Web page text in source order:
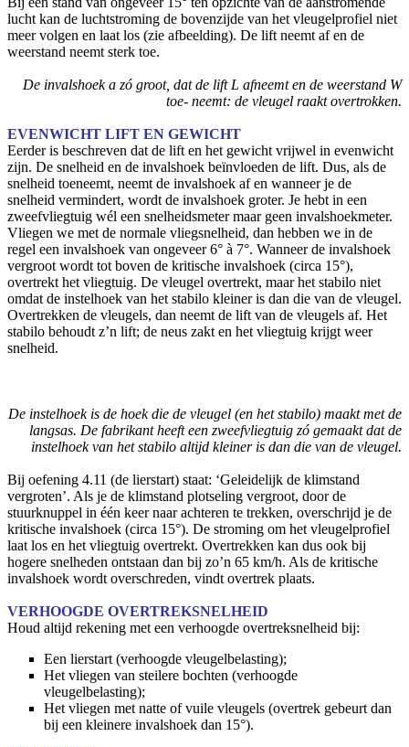
lucht kan de luchtstroming de bovenzijde van het vleugelprofiel niet
meer volgen en laat los (zie afbeelding). De lift neemt af en de
weerstand neemt sterk toe.
De invalshoek a zó groot, dat de lift L afneemt en de weerstand W
toe- neemt: de vleugel raakt overtrokken.
EVENWICHT LIFT EN GEWICHT
Eerder is beschreven dat de lift en het gewicht vrijwel in evenwicht
zijn. De snelheid en de invalshoek beïnvloeden de lift. Dus, als de
snelheid toeneemt, neemt de invalshoek af en wanneer je de
snelheid vermindert, wordt de invalshoek groter. Je hebt in een
zweefvliegtuig wél een snelheidsmeter maar geen invalshoekmeter.
Vliegen we met de normale vliegsnelheid, dan hebben we in de
regel een invalshoek van ongeveer 6° à 7°. Wanneer de invalshoek
vergroot wordt tot boven de kritische invalshoek (circa 15°),
overtrekt het vliegtuig. De vleugel overtrekt, maar het stabilo niet
omdat de instelhoek van het stabilo kleiner is dan die van de vleugel.
Overtrekken de vleugels, dan neemt de lift van de vleugels af. Het
stabilo behoudt z’n lift; de neus zakt en het vliegtuig krijgt weer
snelheid.
De instelhoek is de hoek die de vleugel (en het stabilo) maakt met de
langsas. De fabrikant heeft een zweefvliegtuig zó gemaakt dat de
instelhoek van het stabilo altijd kleiner is dan die van de vleugel.
Bij oefening 4.11 (de lierstart) staat: ‘Geleidelijk de klimstand
vergroten’. Als je de klimstand plotseling vergroot, door de
stuurknuppel in één keer naar achteren te trekken, overschrijd je de
kritische invalshoek (circa 15°). De stroming om het vleugelprofiel
laat los en het vliegtuig overtrekt. Overtrekken kan dus ook bij
hogere snelheden ontstaan dan bij zo’n 65 km/h. Als de kritische
invalshoek wordt overschreden, vindt overtrek plaats.
VERHOOGDE OVERTREKSNELHEID
Houd altijd rekening met een verhoogde overtreksnelheid bij:
Een lierstart (verhoogde vleugelbelasting);
Het vliegen van steilere bochten (verhoogde
vleugelbelasting);
Het vliegen met natte of vuile vleugels (overtrek gebeurt dan
bij een kleinere invalshoek dan 15°).